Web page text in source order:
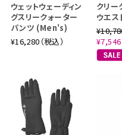
ウェットウェーディン
グスリークォーター
パンツ (Men's)
¥16,280（税込）
クリー
ウエス
¥7,546